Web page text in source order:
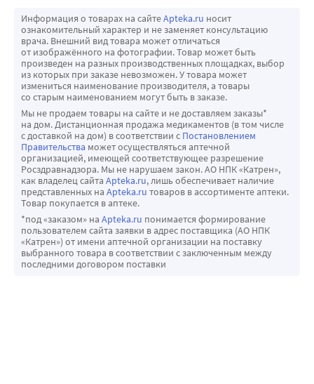
нифедипина отмечалось повышение активности
некоторых ферментов, таких как щелочная фосфатаза,
креатинфосфокиназа, лактатдегидрогеназа,
аспартатаминотрансфераза (ACT) и
аланинаминотрансфераза (АЛТ), которое обычно носит
преходящий характер, но иногда может быть
значительно выраженным. Причинно-следственная
связь с приемом нифедипина в большинстве случаев
является неопределенной, однако в некоторых случаях
она весьма вероятна. Указанные изменения
лабораторных показателей редко сопровождаются
клинической симптоматикой. Однако описаны случаи
возникновения холестаза с желтухой или без нее, а также
редкие случаи развития аутоиммунного гепатита.
За пациентами с нарушением функции печени
нефазодона.
Хинидин
Сообщалось о повышении концентрации нифедипина в
плазме крови при одновременном применении с
хинидином. Поэтому при одновременном применении
хинидина и нифедипина необходим тщательный
контроль артериального давления. При необходимости
следует снизить дозу нифедипина.
Хинупристин/далъфопристин
Одновременное применение хинупристина/
дальфопристина может приводить к повышению
концентрации нифедипина в плазме крови.
Вальпроевая кислота
Клинические исследования по изучению взаимодействия
нифедипина и вальпроевой кислоты не проводились.
Информация о товарах на сайтеApteka.ru носит
ознакомительный характер и не заменяет консультацию
врача. Внешний вид товара может отличаться
от изображённого на фотографии. Товар может быть
произведен на разных производственных площадках, выбор
из которых при заказе невозможен. У товара может
измениться наименование производителя, а товары
со старым наименованием могут быть в заказе.
Мы не продаем товары на сайте и не доставляем заказы*
на дом. Дистанционная продажа медикаментов (в том числе
с доставкой на дом) в соответствии с Постановлением
Правительства может осуществляться аптечной
организацией, имеющей соответствующее разрешение
Росздравнадзора. Мы не нарушаем закон. АО НПК «Катрен»,
как владелец сайта Apteka.ru, лишь обеспечивает наличие
представленных на Apteka.ru товаров в ассортименте аптеки.
Товар покупается в аптеке.
*под «заказом» на Apteka.ru понимается формирование
пользователем сайта заявки в адрес поставщика (АО НПК
«Катрен») от имени аптечной организации на поставку
выбранного товара в соответствии с заключенным между
последними договором поставки